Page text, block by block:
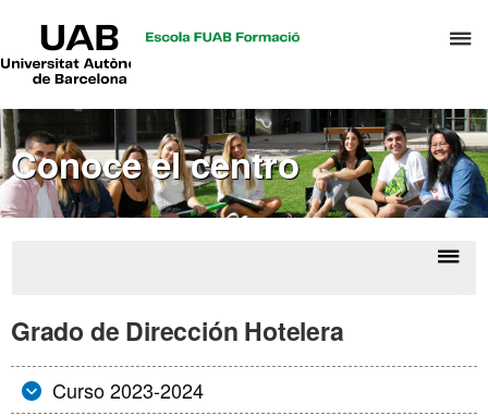
el
Universitat
Barcelona
Conoce el centro
Grado de Dirección Hotelera
Curso 2023-2024